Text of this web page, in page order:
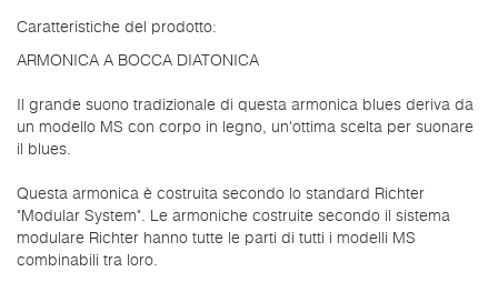
Caratteristiche del prodotto:
ARMONICA A BOCCA DIATONICA
Il grande suono tradizionale di questa armonica blues deriva da
un modello MS con corpo in legno, un'ottima scelta per suonare
il blues.
Questa armonica è costruita secondo lo standard Richter
"Modular System". Le armoniche costruite secondo il sistema
modulare Richter hanno tutte le parti di tutti i modelli MS
combinabili tra loro.